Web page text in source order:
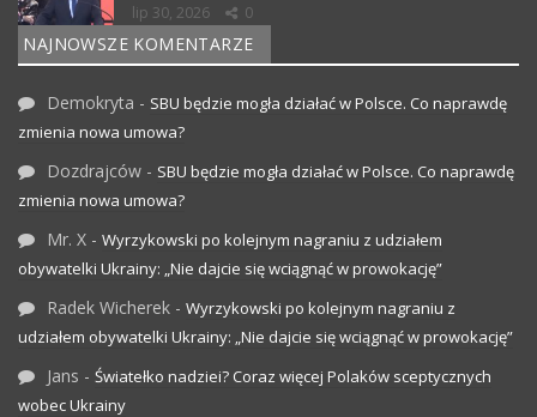
lip 30, 2026 0
NAJNOWSZE KOMENTARZE
Demokryta - SBU będzie mogła działać w Polsce. Co naprawdę
zmienia nowa umowa?
Dozdrajców - SBU będzie mogła działać w Polsce. Co naprawdę
zmienia nowa umowa?
Mr. X - Wyrzykowski po kolejnym nagraniu z udziałem
obywatelki Ukrainy: „Nie dajcie się wciągnąć w prowokację”
Radek Wicherek - Wyrzykowski po kolejnym nagraniu z
udziałem obywatelki Ukrainy: „Nie dajcie się wciągnąć w prowokację”
Jans - Światełko nadziei? Coraz więcej Polaków sceptycznych
wobec Ukrainy